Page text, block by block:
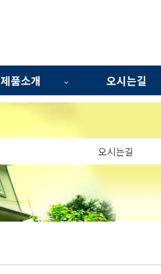
제품소개 오시는길
오시는길